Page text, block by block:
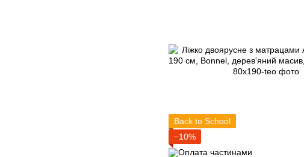
Back to School
−10%